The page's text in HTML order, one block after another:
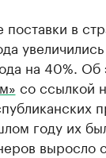
в
на 40%.
со ссылкой
году их
выросло